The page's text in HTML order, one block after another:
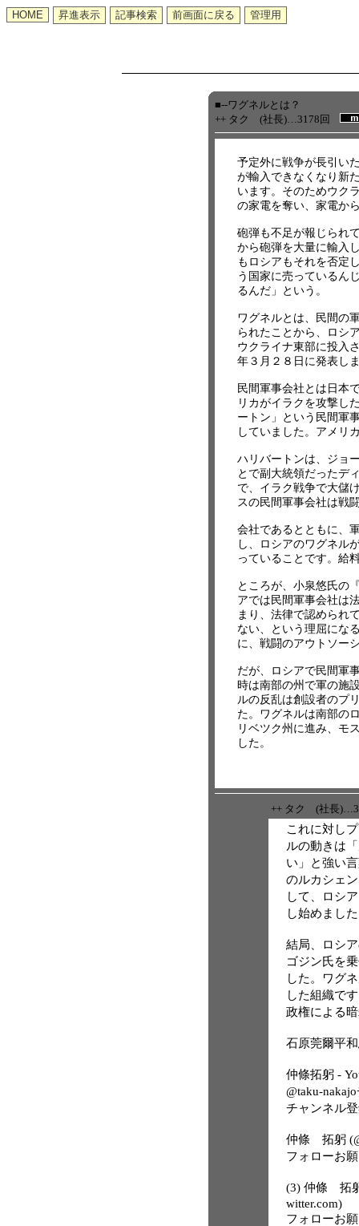
■--ワグネルとは？
++ タク (社長)…3178回
予定外に戦争が長引い
が輸入できなくなり新
います。そのためウク
の家電を奪い、家電か
砲弾も不足が報じられ
から砲弾を大量に輸入
もロシアもそれを否定
う国家に売っているん
るんだ」という。
ワグネルとは、民間の
られたことから、ロシ
ウクライナ東部に投入
年３月２８日に発表し
民間軍事会社とは日本
リカがイラクを攻撃し
ートン」という民間軍
していました。アメリ
ハリバートンは、ジョ
とで副大統領だったデ
で、イラク戦争で大儲
スの民間軍事会社は戦
会社であるとともに、
し、ロシアのワグネル
っていることです。給
ところが、小泉悠氏の
アでは民間軍事会社は
まり、法律で認められ
ない、という理屈にな
に、戦闘のアウトソー
だが、ロシアで民間軍
時は南部の州で軍の施
ルの反乱は創設者のプ
た。ワグネルは南部の
リベツク州に進み、モ
した。
++ タク (社長
これに対し
ルの動きは
い」と強い
のルカシェ
して、ロシ
し始めまし
結局、ロシ
ゴジン氏を
した。ワグ
した組織で
政権による
石原莞爾平
仲條拓躬 -
@taku-
チャンネル
仲條 拓躬
フォローお
(3) 仲條 拓
witter.com)
フォローお